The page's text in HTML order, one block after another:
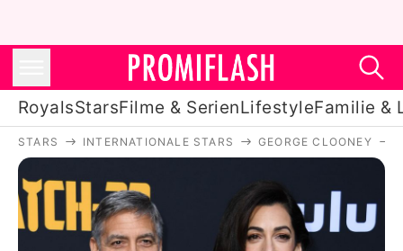
RoyalsStarsFilme & SerienLifestyleFamilie &
Royals
Filme & Serien
STARS INTERNATIONALE STARS GEORGE CLOONEY